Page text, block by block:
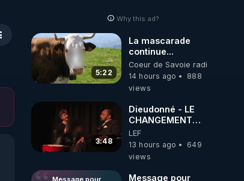
Why this ad?
5:22
La mascarade
continue...
Coeur de Savoie radioweb TV
14 hours ago
888
views
3:48
Dieudonné - LE
CHANGEMENT
C'EST
MAINTENANT
LEF
13 hours ago
649
views
Message pour
Message pour